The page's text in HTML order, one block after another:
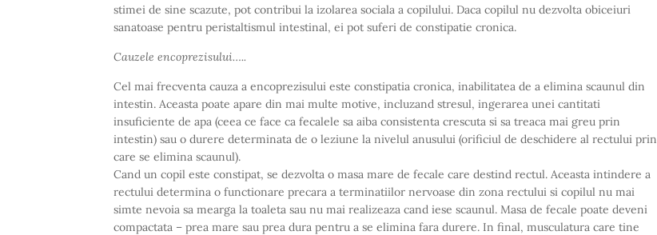
stimei de sine scazute, pot contribui la izolarea sociala a copilului. Daca copilul nu dezvolta obiceiuri
sanatoase pentru peristaltismul intestinal, ei pot suferi de constipatie cronica.
Cauzele encoprezisului…..
Cel mai frecventa cauza a encoprezisului este constipatia cronica, inabilitatea de a elimina scaunul din
intestin. Aceasta poate apare din mai multe motive, incluzand stresul, ingerarea unei cantitati
insuficiente de apa (ceea ce face ca fecalele sa aiba consistenta crescuta si sa treaca mai greu prin
intestin) sau o durere determinata de o leziune la nivelul anusului (orificiul de deschidere al rectului prin
care se elimina scaunul).
Cand un copil este constipat, se dezvolta o masa mare de fecale care destind rectul. Aceasta intindere a
rectului determina o functionare precara a terminatiilor nervoase din zona rectului si copilul nu mai
simte nevoia sa mearga la toaleta sau nu mai realizeaza cand iese scaunul. Masa de fecale poate deveni
compactata – prea mare sau prea dura pentru a se elimina fara durere. In final, musculatura care tine